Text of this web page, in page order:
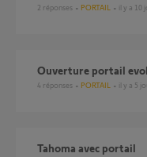
2 réponses PORTAIL il y a 10
ouverture portail
4 réponses PORTAIL il y a 5
Tahoma avec portail